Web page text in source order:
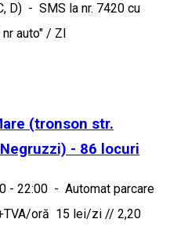
D) - SMS la nr. 7420 cu
auto" / ZI
(tronson str.
- 86 locuri
- 22:00 - Automat parcare
oră 15 lei/zi // 2,20